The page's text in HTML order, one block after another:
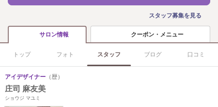
スタッフ募集を見る
サロン情報 クーポン・メニュー
トップ フォト スタッフ ブログ 口コミ
アイデザイナー （歴）
庄司 麻友美
ショウジ マユミ